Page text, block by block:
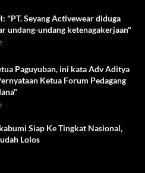
"PT. Seyang Activewear diduga
undang-undang ketenagakerjaan"
Paguyuban, ini kata Adv Aditya
Ketua Forum Pedagang
Siap Ke Tingkat Nasional,
Lolos